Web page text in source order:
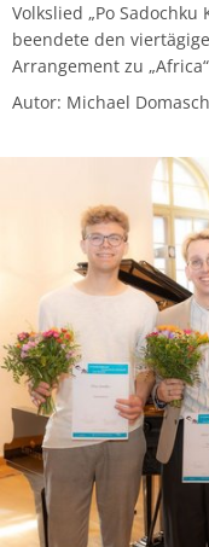
Volkslied „Po
beendete den
Arrangement zu
Autor: Michael